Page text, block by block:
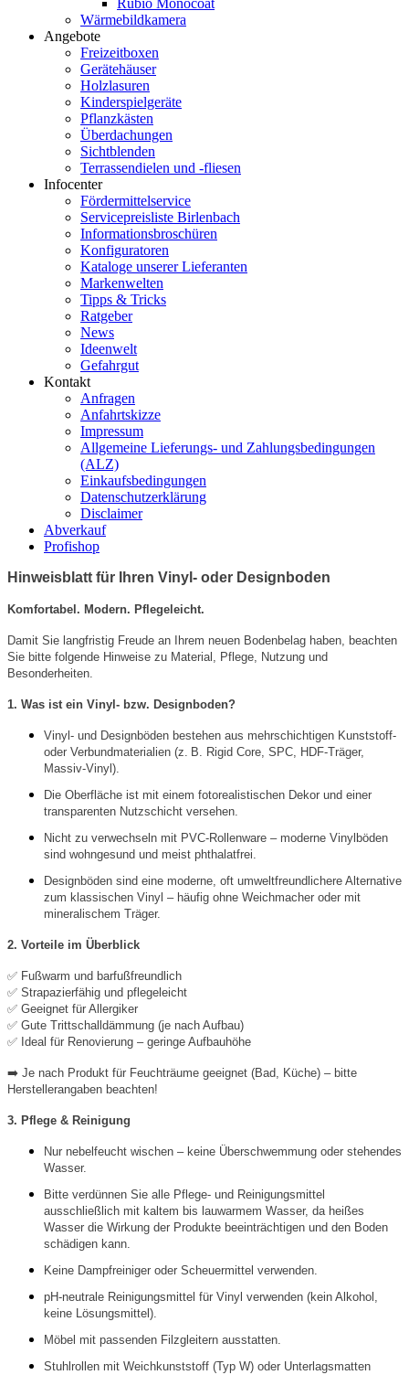
Rubio Monocoat
Wärmebildkamera
Angebote
Freizeitboxen
Gerätehäuser
Holzlasuren
Kinderspielgeräte
Pflanzkästen
Überdachungen
Sichtblenden
Terrassendielen und -fliesen
Infocenter
Fördermittelservice
Servicepreisliste Birlenbach
Informationsbroschüren
Konfiguratoren
Kataloge unserer Lieferanten
Markenwelten
Tipps & Tricks
Ratgeber
News
Ideenwelt
Gefahrgut
Kontakt
Anfragen
Anfahrtskizze
Impressum
Allgemeine Lieferungs- und Zahlungsbedingungen
(ALZ)
Einkaufsbedingungen
Datenschutzerklärung
Disclaimer
Abverkauf
Profishop
Hinweisblatt für Ihren Vinyl- oder Designboden
Komfortabel. Modern. Pflegeleicht.
Damit Sie langfristig Freude an Ihrem neuen Bodenbelag haben, beachten
Sie bitte folgende Hinweise zu Material, Pflege, Nutzung und
Besonderheiten.
1. Was ist ein Vinyl- bzw. Designboden?
Vinyl- und Designböden bestehen aus mehrschichtigen Kunststoff-
oder Verbundmaterialien (z. B. Rigid Core, SPC, HDF-Träger,
Massiv-Vinyl).
Die Oberfläche ist mit einem fotorealistischen Dekor und einer
transparenten Nutzschicht versehen.
Nicht zu verwechseln mit PVC-Rollenware – moderne Vinylböden
sind wohngesund und meist phthalatfrei.
Designböden sind eine moderne, oft umweltfreundlichere Alternative
zum klassischen Vinyl – häufig ohne Weichmacher oder mit
mineralischem Träger.
2. Vorteile im Überblick
✅ Fußwarm und barfußfreundlich
✅ Strapazierfähig und pflegeleicht
✅ Geeignet für Allergiker
✅ Gute Trittschalldämmung (je nach Aufbau)
✅ Ideal für Renovierung – geringe Aufbauhöhe
➡️ Je nach Produkt für Feuchträume geeignet (Bad, Küche) – bitte
Herstellerangaben beachten!
3. Pflege & Reinigung
Nur nebelfeucht wischen – keine Überschwemmung oder stehendes
Wasser.
Bitte verdünnen Sie alle Pflege- und Reinigungsmittel
ausschließlich mit kaltem bis lauwarmem Wasser, da heißes
Wasser die Wirkung der Produkte beeinträchtigen und den Boden
schädigen kann.
Keine Dampfreiniger oder Scheuermittel verwenden.
pH-neutrale Reinigungsmittel für Vinyl verwenden (kein Alkohol,
keine Lösungsmittel).
Möbel mit passenden Filzgleitern ausstatten.
Stuhlrollen mit Weichkunststoff (Typ W) oder Unterlagsmatten